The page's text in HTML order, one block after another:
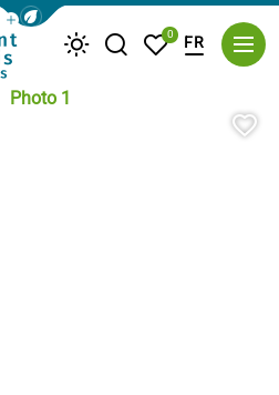
Afficher la barre de navigation du
MétéoJe recherche
Mes favoris
0 FR
Photo 1, © Basler